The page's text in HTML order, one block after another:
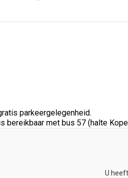
parkeergelegenheid.
bereikbaar met bus 57 (halte
U